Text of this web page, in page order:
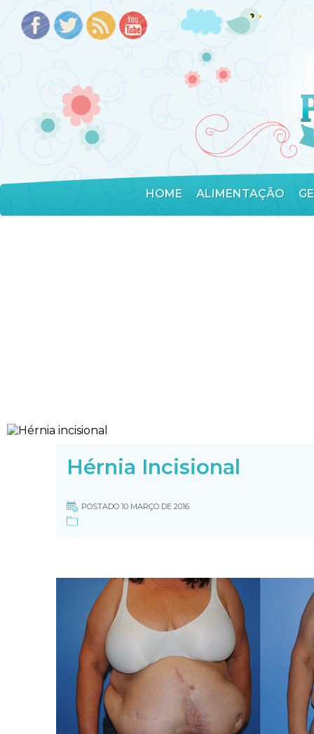
HOME ALIMENTAÇÃO
Hérnia Incisional
POSTADO 10 MARÇO DE 2016